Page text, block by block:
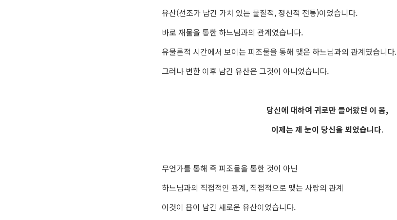
유산(선조가 남긴 가치 있는 물질적, 정신적 전통)이었습니다.
바로 재물을 통한 하느님과의 관계였습니다.
유물론적 시간에서 보이는 피조물을 통해 맺은 하느님과의 관계였습니다.
그러나 변한 이후 남긴 유산은 그것이 아니었습니다.
당신에 대하여 귀로만 들어왔던 이 몸,
이제는 제 눈이 당신을 뵈었습니다.
무언가를 통해 즉 피조물을 통한 것이 아닌
하느님과의 직접적인 관계, 직접적으로 맺는 사랑의 관계
이것이 욥이 남긴 새로운 유산이었습니다.